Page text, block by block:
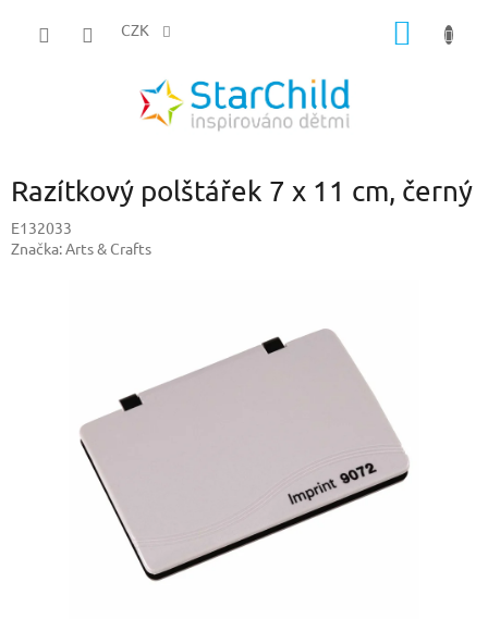
CZK
Razítkový polštářek 7 x 11 cm, černý
E132033
Značka:Arts & Crafts